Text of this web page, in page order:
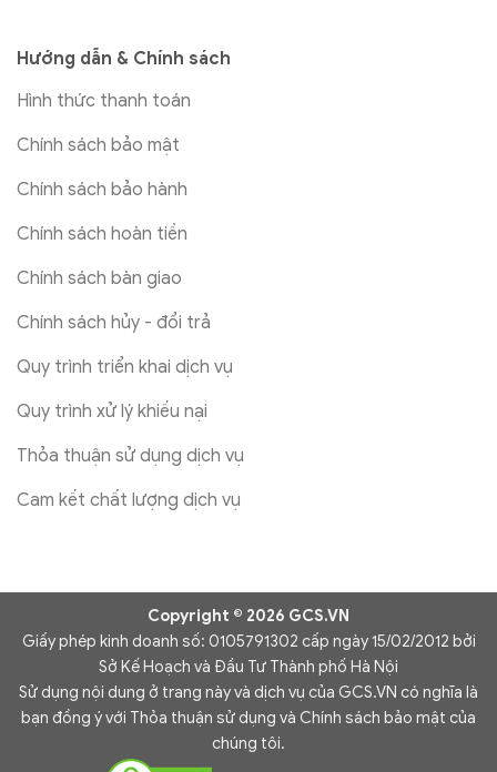
Hướng dẫn & Chính sách
Hình thức thanh toán
Chính sách bảo mật
Chính sách bảo hành
Chính sách hoàn tiền
Chính sách bàn giao
Chính sách hủy - đổi trả
Quy trình triển khai dịch vụ
Quy trình xử lý khiếu nại
Thỏa thuận sử dụng dịch vụ
Cam kết chất lượng dịch vụ
Copyright © 2026 GCS.VN
Giấy phép kinh doanh số: 0105791302 cấp ngày 15/02/2012 bởi
Sở Kế Hoạch và Đầu Tư Thành phố Hà Nội
Sử dụng nội dung ở trang này và dịch vụ của GCS.VN có nghĩa là
bạn đồng ý với Thỏa thuận sử dụng và Chính sách bảo mật của
chúng tôi.